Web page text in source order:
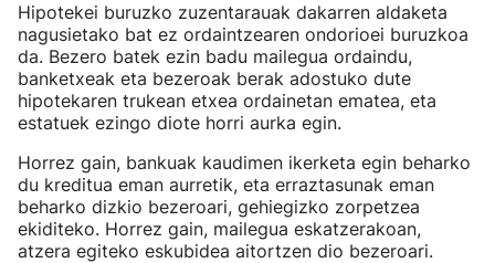
Hipotekei buruzko zuzentarauak dakarren aldaketa
nagusietako bat ez ordaintzearen ondorioei buruzkoa
da. Bezero batek ezin badu mailegua ordaindu,
banketxeak eta bezeroak berak adostuko dute
hipotekaren trukean etxea ordainetan ematea, eta
estatuek ezingo diote horri aurka egin.
Horrez gain, bankuak kaudimen ikerketa egin beharko
du kreditua eman aurretik, eta erraztasunak eman
beharko dizkio bezeroari, gehiegizko zorpetzea
ekiditeko. Horrez gain, mailegua eskatzerakoan,
atzera egiteko eskubidea aitortzen dio bezeroari.